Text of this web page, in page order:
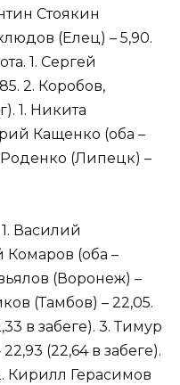
Стоякин
(Елец) – 5,90.
1. Сергей
2. Коробов,
1. Никита
Кащенко (оба –
Роденко (Липецк) –
Василий
Комаров (оба –
(Воронеж) –
(Тамбов) – 22,05.
в забеге). 3. Тимур
(22,64 в забеге).
Кирилл Герасимов